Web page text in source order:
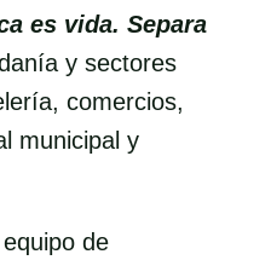
es vida. Separa
y sectores
comercios,
municipal y
de